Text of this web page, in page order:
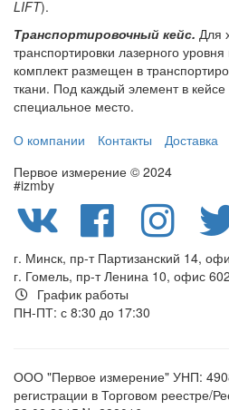
LIFT).
Транспортировочный кейс. Для
транспортировки лазерного
комплект размещен в
ткани. Под каждый элемент в
специальное место.
О компании
Контакты
Доставка
Первое измерение © 2024
#izmby
г. Минск, пр-т Партизанский 14,
г. Гомель, пр-т Ленина 10, офис 602
График работы
ПН-ПТ: с 8:30 до 17:30
ООО "Первое измерение" УНП:
регистрации в Торговом реестре/